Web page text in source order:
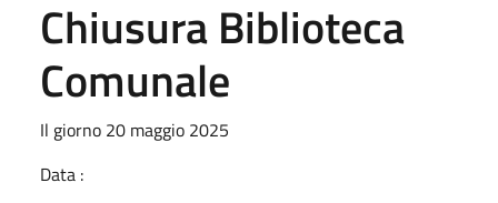
Chiusura Biblioteca
Comunale
Il giorno 20 maggio 2025
Data :